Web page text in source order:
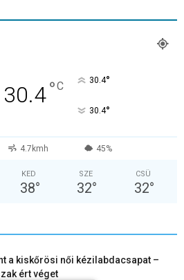
30.4°C 30.4°
30.4°
4.7kmh 45%
KED
38°
SZE
32°
CSÜ
32°
a kiskőrösi női kézilabdacsapat –
ért véget